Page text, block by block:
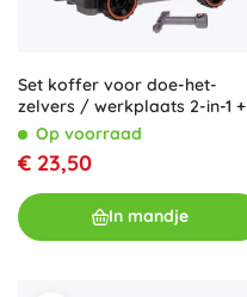
Set koffer voor doe-het-
zelvers / werkplaats 2-in-1 +
accessoires
Op voorraad
€ 23,50
In mandje